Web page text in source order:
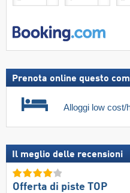
Prenota online questo
Alloggi low cost/
Il meglio delle recensioni
Offerta di piste TOP